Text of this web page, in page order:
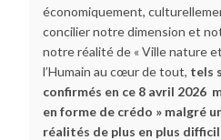
économiquement,
concilier notre dimension et
notre réalité de « Ville nature
l’Humain au cœur de tout, tels
confirmés en ce 8 avril 2026
en forme de crédo » malgré
réalités de plus en plus